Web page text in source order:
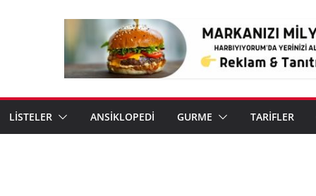
LİSTELER ANSİKLOPEDİ GURME TARİFLER